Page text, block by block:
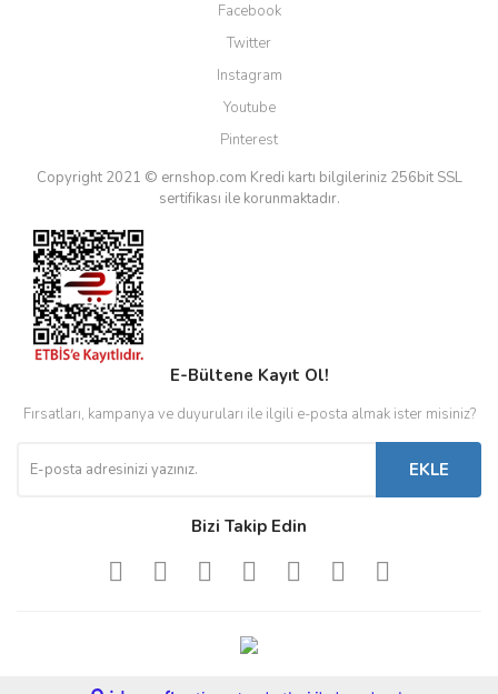
Facebook
Twitter
Instagram
Youtube
Pinterest
Copyright 2021 © ernshop.com Kredi kartı bilgileriniz 256bit SSL
sertifikası ile korunmaktadır.
E-Bültene Kayıt Ol!
Fırsatları, kampanya ve duyuruları ile ilgili e-posta almak ister misiniz?
EKLE
Bizi Takip Edin